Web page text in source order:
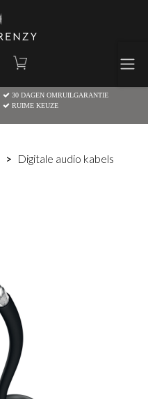
30 DAGEN OMRUILGARANTIE
RUIME KEUZE
Digitale audio kabels